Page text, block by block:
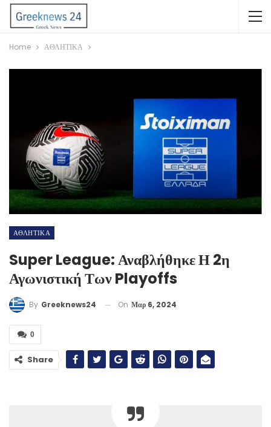
Home ΑΘΛΗΤΙΚΑ
ΑΘΛΗΤΙΚΑ
Super League: Αναβλήθηκε Η 2η
Αγωνιστική Των Playoffs
By Greeknews24 On Μαρ 6, 2024
0
Share